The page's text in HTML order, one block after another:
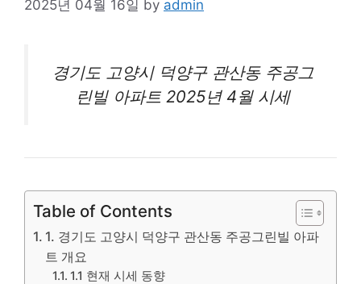
2025년 04월 16일 by admin
경기도 고양시 덕양구 관산동 주공그
린빌 아파트2025년 4월 시세
Table of Contents
1. 경기도 고양시 덕양구 관산동 주공그린빌 아파
트 개요
1.1 현재 시세 동향